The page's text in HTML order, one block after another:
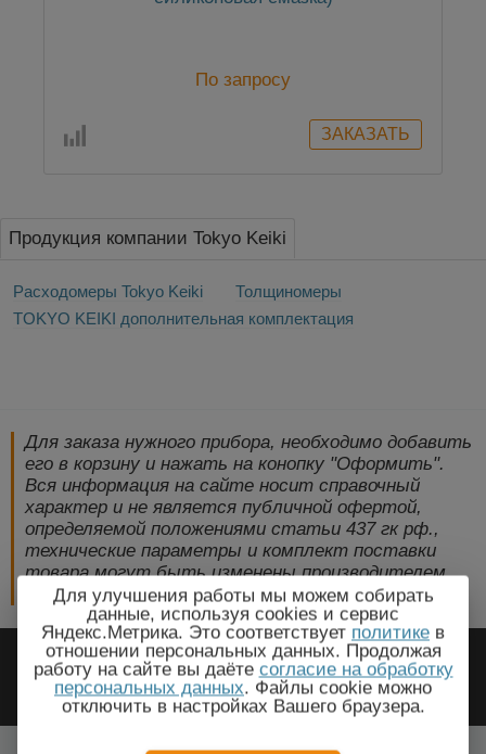
По запросу
Продукция компании Tokyo Keiki
Расходомеры Tokyo Keiki
Толщиномеры
TOKYO KEIKI дополнительная комплектация
Для заказа нужного прибора, необходимо добавить
его в корзину и нажать на конопку "Оформить".
Вся информация на сайте носит справочный
характер и не является публичной офертой,
определяемой положениями статьи 437 гк рф.,
технические параметры и комплект поставки
товара могут быть изменены производителем
без предварительного уведомления!
2009-2026 © ЭлектроПрогресс -
Электротехническое оборудование
Для улучшения работы мы можем собирать
данные, используя cookies и сервис
Яндекс.Метрика. Это соответствует политике в
отношении персональных данных. Продолжая
работу на сайте вы даёте согласие на обработку
персональных данных. Файлы cookie можно
отключить в настройках Вашего браузера.